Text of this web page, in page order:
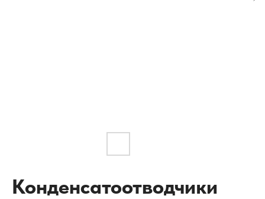
Конденсатоотводчики